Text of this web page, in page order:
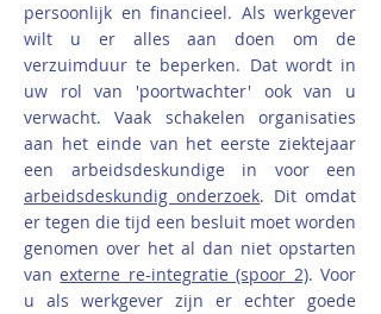
persoonlijk en financieel. Als werkgever
wilt u er alles aan doen om de
verzuimduur te beperken. Dat wordt in
uw rol van 'poortwachter' ook van u
verwacht. Vaak schakelen organisaties
aan het einde van het eerste ziektejaar
een arbeidsdeskundige in voor een
arbeidsdeskundig onderzoek. Dit omdat
er tegen die tijd een besluit moet worden
genomen over het al dan niet opstarten
vanexterne re-integratie (spoor 2). Voor
u als werkgever zijn er echter goede